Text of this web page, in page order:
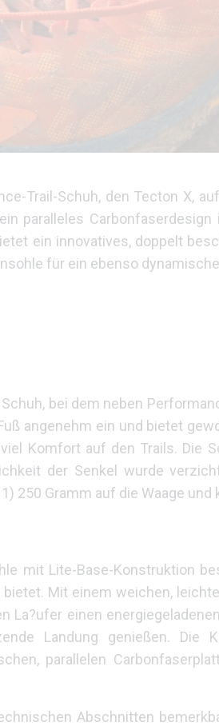
Trail-Schuh, den Tecton X,
paralleles
ein innovatives, doppelt
für ein ebenso
bei dem neben
angenehm ein und bietet
Komfort auf den Trails. Die
der Senkel wurde
250 Gramm auf die Waage und
mit Lite-Base-Konstruktion
Mit einem weichen,
La?ufer einen
Landung genießen. Die
parallelen
Abschnitten